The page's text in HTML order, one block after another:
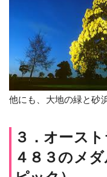
他にも、大地の緑と砂
３．オース
４８３のメ